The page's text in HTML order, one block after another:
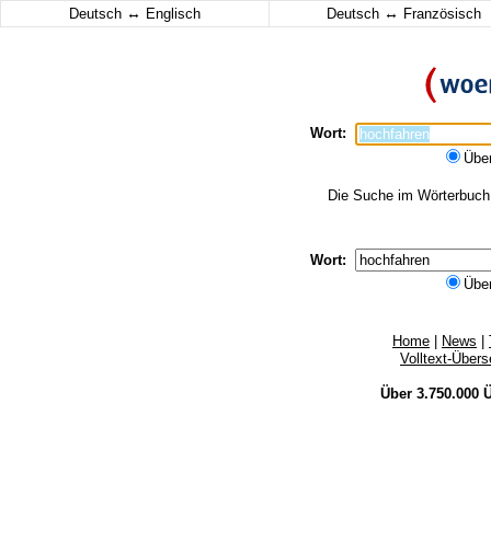
Deutsch ↔ Englisch Deutsch ↔ Französisch
Wort:
Die Suche im
Wort:
Home News
Volltext-
Über 3.750.000